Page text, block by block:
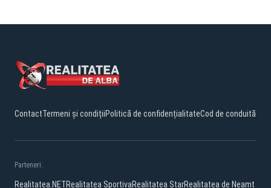
ContactTermeni și condițiiPolitică de confidențialitateCod de conduită
Parteneri:
Realitatea.NETRealitatea SportivaRealitatea StarRealitatea de Neamt